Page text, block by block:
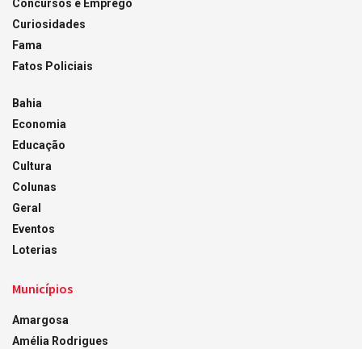
Concursos e Emprego
Curiosidades
Fama
Fatos Policiais
Bahia
Economia
Educação
Cultura
Colunas
Geral
Eventos
Loterias
Municípios
Amargosa
Amélia Rodrigues